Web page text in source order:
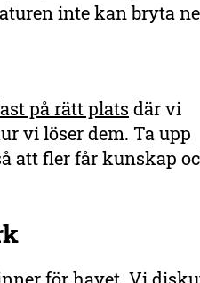
inte kan bryta
på rätt plats där vi
vi löser dem. Ta upp
att fler får kunskap